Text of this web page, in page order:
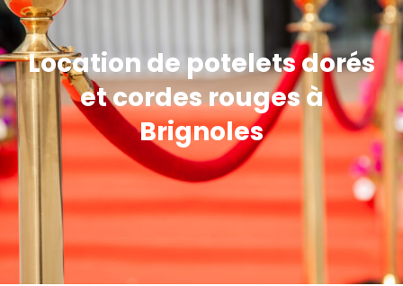
Location de potelets dorés
et cordes rouges à
Brignoles